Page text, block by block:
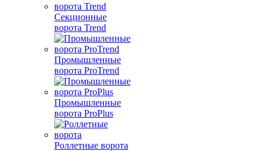
Секционные
ворота Trend
Промышленные
ворота ProTrend
Промышленные
ворота ProPlus
Роллетные ворота